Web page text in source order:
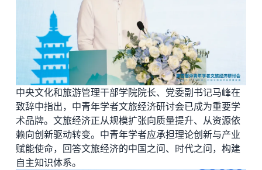
中央文化和旅游管理干部学院院长、党委副书记马峰在
致辞中指出，中青年学者文旅经济研讨会已成为重要学
术品牌。文旅经济正从规模扩张向质量提升、从资源依
赖向创新驱动转变。中青年学者应承担理论创新与产业
赋能使命，回答文旅经济的中国之问、时代之问，构建
自主知识体系。